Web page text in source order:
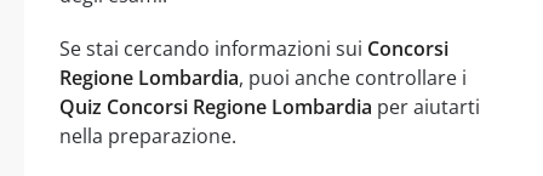
Se stai cercando informazioni sui Concorsi
Regione Lombardia, puoi anche controllare i
Quiz Concorsi Regione Lombardia per aiutarti
nella preparazione.